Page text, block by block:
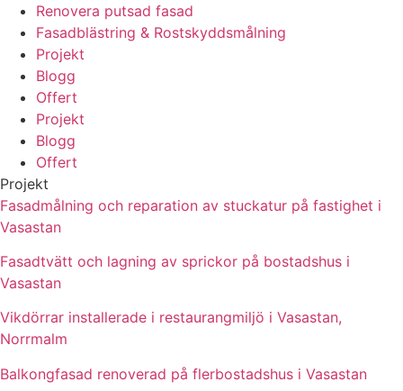
Renovera putsad fasad
Fasadblästring & Rostskyddsmålning
Projekt
Blogg
Offert
Projekt
Blogg
Offert
Projekt
Fasadmålning och reparation av stuckatur på fastighet i
Vasastan
Fasadtvätt och lagning av sprickor på bostadshus i
Vasastan
Vikdörrar installerade i restaurangmiljö i Vasastan,
Norrmalm
Balkongfasad renoverad på flerbostadshus i Vasastan